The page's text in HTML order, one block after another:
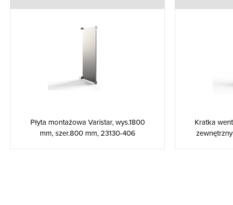
Płyta montażowa Varistar, wys.1800
mm, szer.800 mm, 23130-406
Kratka